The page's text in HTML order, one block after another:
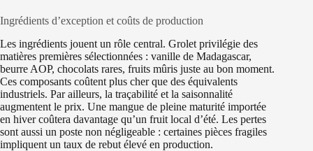
Ingrédients d’exception et coûts de production
Les ingrédients jouent un rôle central. Grolet privilégie des
matières premières sélectionnées : vanille de Madagascar,
beurre AOP, chocolats rares, fruits mûris juste au bon moment.
Ces composants coûtent plus cher que des équivalents
industriels. Par ailleurs, la traçabilité et la saisonnalité
augmentent le prix. Une mangue de pleine maturité importée
en hiver coûtera davantage qu’un fruit local d’été. Les pertes
sont aussi un poste non négligeable : certaines pièces fragiles
impliquent un taux de rebut élevé en production.